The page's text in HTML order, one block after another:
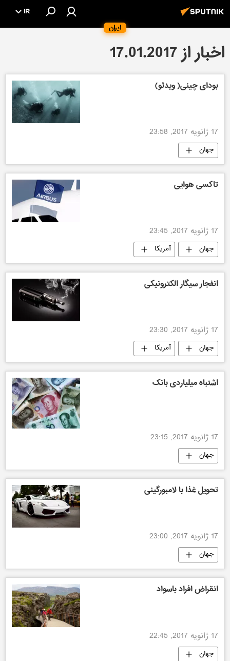
ایران
IR
اخبار از 17.01.2017
بودای چینی( ویدئو)
17 ژانویه 2017, 23:58
جهان
تاکسی هوایی
17 ژانویه 2017, 23:45
جهان آمریکا
انفجار سیگار الکترونیکی
17 ژانویه 2017, 23:30
جهان آمریکا
اشتباه میلیاردی بانک
17 ژانویه 2017, 23:15
جهان
تحویل غذا با لامبورگینی
17 ژانویه 2017, 23:00
جهان
انقراض افراد باسواد
17 ژانویه 2017, 22:45
جهان